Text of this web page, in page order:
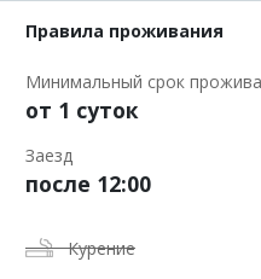
Правила проживания
Минимальный срок
от 1 суток
Заезд
после 12:00
Курение